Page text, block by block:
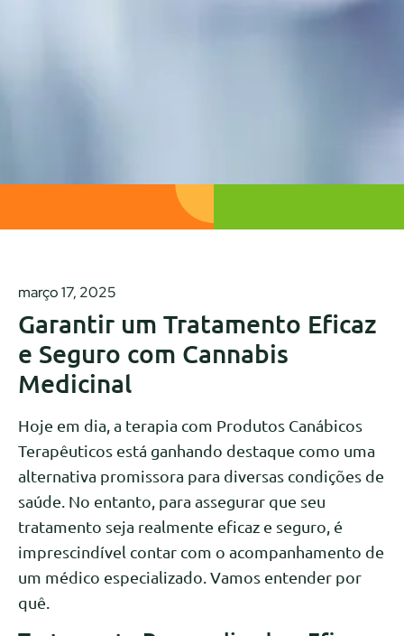
março 17, 2025
Garantir um Tratamento Eficaz
e Seguro com Cannabis
Medicinal
Hoje em dia, a terapia com Produtos Canábicos
Terapêuticos está ganhando destaque como uma
alternativa promissora para diversas condições de
saúde. No entanto, para assegurar que seu
tratamento seja realmente eficaz e seguro, é
imprescindível contar com o acompanhamento de
um médico especializado. Vamos entender por
quê.